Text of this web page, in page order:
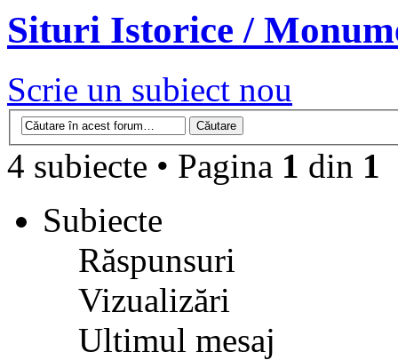
Situri Istorice /
Scrie un subiect nou
4 subiecte • Pagina 1 din 1
Subiecte
Răspunsuri
Vizualizări
Ultimul mesaj